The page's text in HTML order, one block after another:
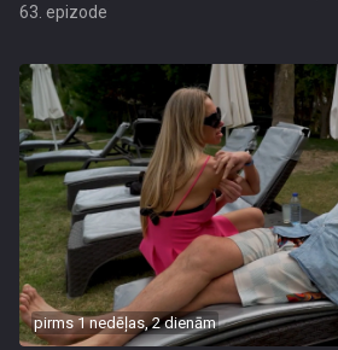
63. epizode
pirms 1 nedēļas, 2 dienām